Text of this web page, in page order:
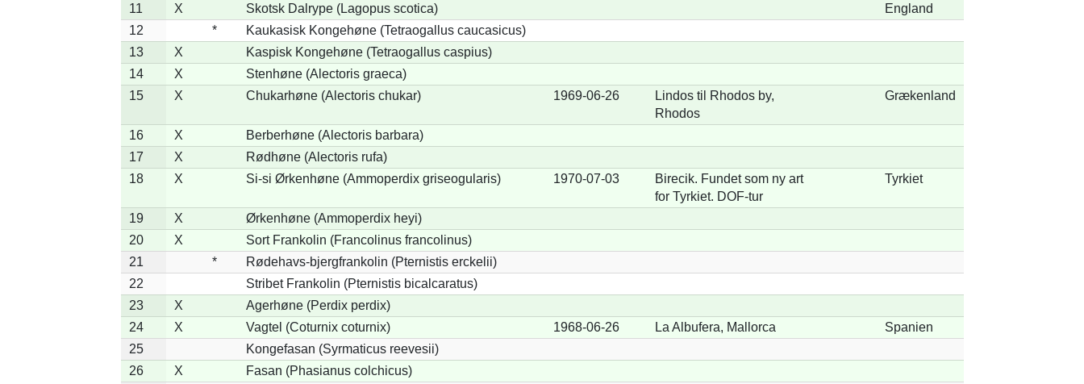
11 X Skotsk Dalrype (Lagopus scotica)
England
12
*
Kaukasisk Kongehøne (Tetraogallus caucasicus)
13
X
Kaspisk Kongehøne (Tetraogallus caspius)
14
X
Stenhøne (Alectoris graeca)
15
X Chukarhøne (Alectoris chukar) 1969-06-26
Lindos til Rhodos by,
Rhodos
Grækenland
16 X
Berberhøne (Alectoris barbara)
17
X
Rødhøne (Alectoris rufa)
18
X Si-si Ørkenhøne (Ammoperdix griseogularis) 1970-07-03
Birecik. Fundet som ny art
for Tyrkiet. DOF-tur
Tyrkiet
19 X
Ørkenhøne (Ammoperdix heyi)
20
X
Sort Frankolin (Francolinus francolinus)
21
*
Rødehavs-bjergfrankolin (Pternistis erckelii)
22
Stribet Frankolin (Pternistis bicalcaratus)
23
X
Agerhøne (Perdix perdix)
24
X Vagtel (Coturnix coturnix) 1968-06-26 La Albufera, Mallorca
Spanien
25
Kongefasan (Syrmaticus reevesii)
26
X
Fasan (Phasianus colchicus)